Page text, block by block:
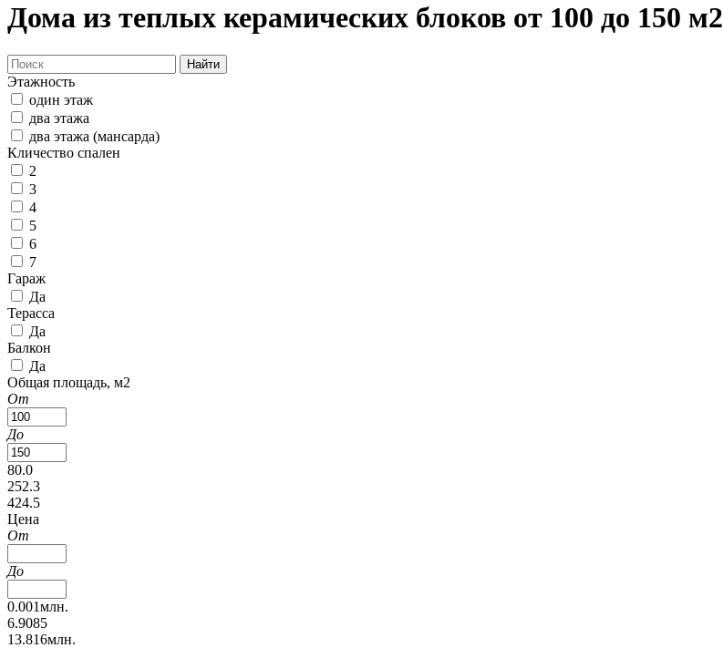
Дома из теплых керамических блоков от 100 до 150 м2
Найти
Этажность
один этаж
два этажа
два этажа (мансарда)
Кличество спален
2
3
4
5
6
7
Гараж
Да
Терасса
Да
Балкон
Да
Общая площадь, м2
От
До
80.0
252.3
424.5
Цена
От
До
0.001млн.
6.9085
13.816млн.